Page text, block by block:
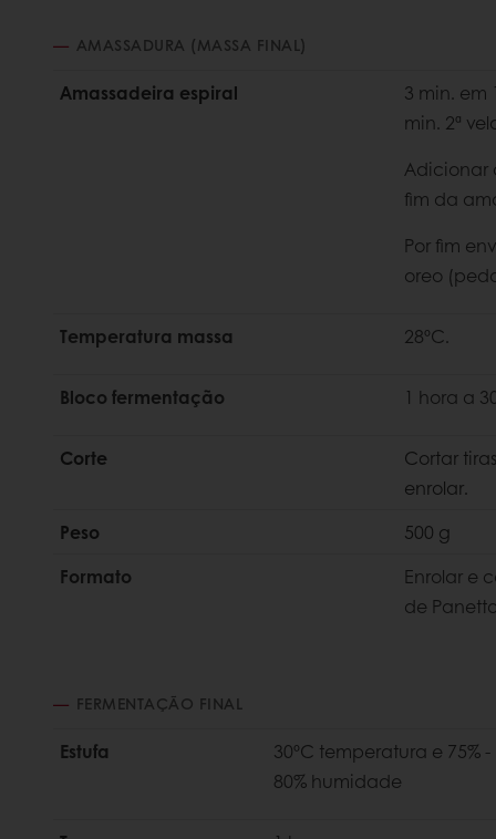
AMASSADURA (MASSA FINAL)
Amassadeira espiral
3 min. em
min. 2ª
Adicionar
fim da
Por fim
oreo
Temperatura massa 28ºC.
Bloco fermentação 1 hora a
Corte
Cortar
enrolar.
Peso
500 g
Formato
Enrolar e
de
FERMENTAÇÃO FINAL
Estufa
30ºC temperatura e 75% -
80% humidade